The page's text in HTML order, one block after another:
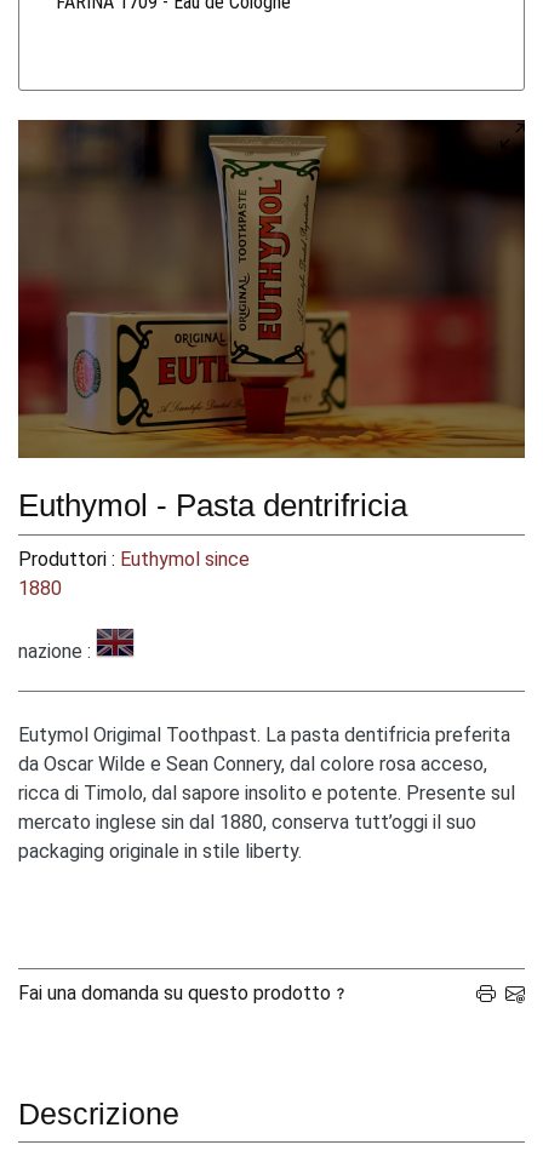
Euthymol - Pasta dentrifricia
Produttori : Euthymol since
1880
nazione :
Eutymol Origimal Toothpast. La pasta dentifricia preferita
da Oscar Wilde e Sean Connery, dal colore rosa acceso,
ricca di Timolo, dal sapore insolito e potente. Presente sul
mercato inglese sin dal 1880, conserva tutt’oggi il suo
packaging originale in stile liberty.
Fai una domanda su questo prodotto
Descrizione